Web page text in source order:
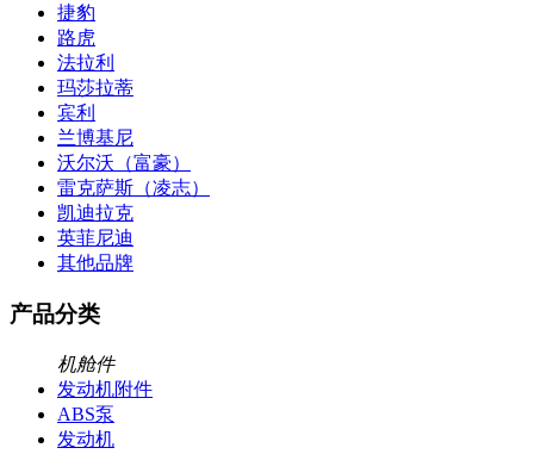
捷豹
路虎
法拉利
玛莎拉蒂
宾利
兰博基尼
沃尔沃（富豪）
雷克萨斯（凌志）
凯迪拉克
英菲尼迪
其他品牌
产品分类
机舱件
发动机附件
ABS泵
发动机